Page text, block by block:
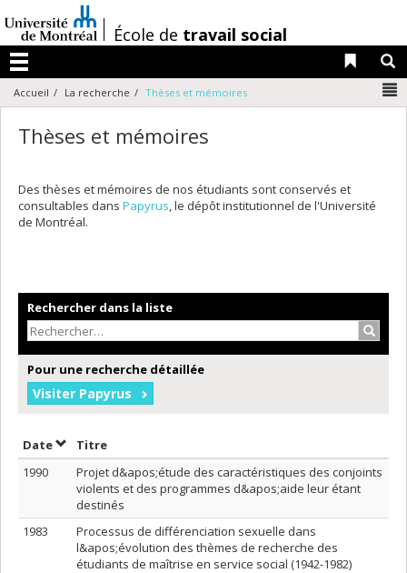
au
contenu
/École de travail social
Menu
Liens
Accueil La recherche Thèses et mémoires
Thèses et mémoires
Des thèses et mémoires de nos étudiants sont conservés et
consultables dans Papyrus, le dépôt institutionnel de l'Université
de Montréal.
Rechercher dans la liste
Pour une recherche détaillée
Visiter Papyrus
DateTrier par date en ordre décroissant
Titre
1990
Projet d&apos;étude des caractéristiques des conjoints
violents et des programmes d&apos;aide leur étant
destinés
1983
Processus de différenciation sexuelle dans
l&apos;évolution des thèmes de recherche des
étudiants de maîtrise en service social (1942-1982)